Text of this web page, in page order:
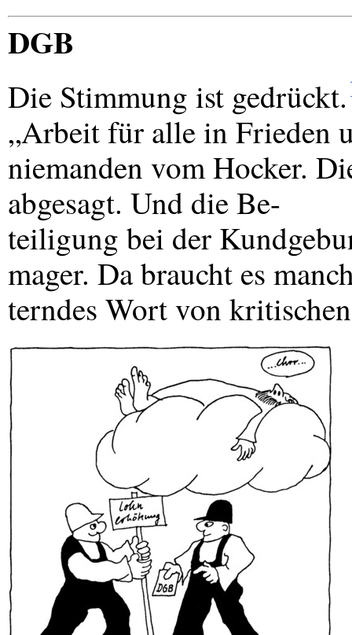
DGB
Die Stimmung ist gedrückt.
„Arbeit für alle in Frieden
niemanden vom Hocker.
abgesagt. Und die Be-
teiligung bei der
mager. Da braucht es
terndes Wort von